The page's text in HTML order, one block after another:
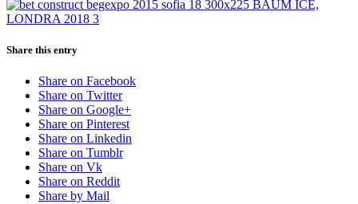
Share this entry
Share on Facebook
Share on Twitter
Share on Google+
Share on Pinterest
Share on Linkedin
Share on Tumblr
Share on Vk
Share on Reddit
Share by Mail